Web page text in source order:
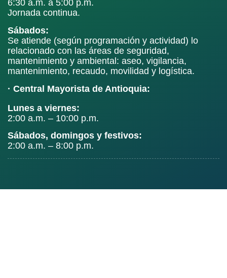
6:30 a.m. a 5:00 p.m.
Jornada continua.
Sábados:
Se atiende (según programación y actividad) lo
relacionado con las áreas de seguridad,
mantenimiento y ambiental: aseo, vigilancia,
mantenimiento, recaudo, movilidad y logística.
· Central Mayorista de Antioquia:
Lunes a viernes:
2:00 a.m. – 10:00 p.m.
Sábados, domingos y festivos:
2:00 a.m. – 8:00 p.m.